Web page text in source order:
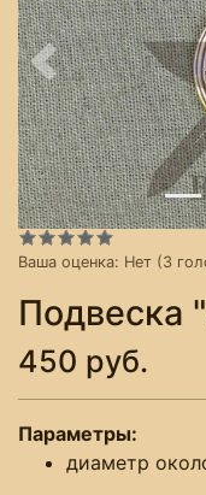
Предыдущее
Ваша оценка: Нет (3
Подвеска
450 руб.
Параметры:
диаметр